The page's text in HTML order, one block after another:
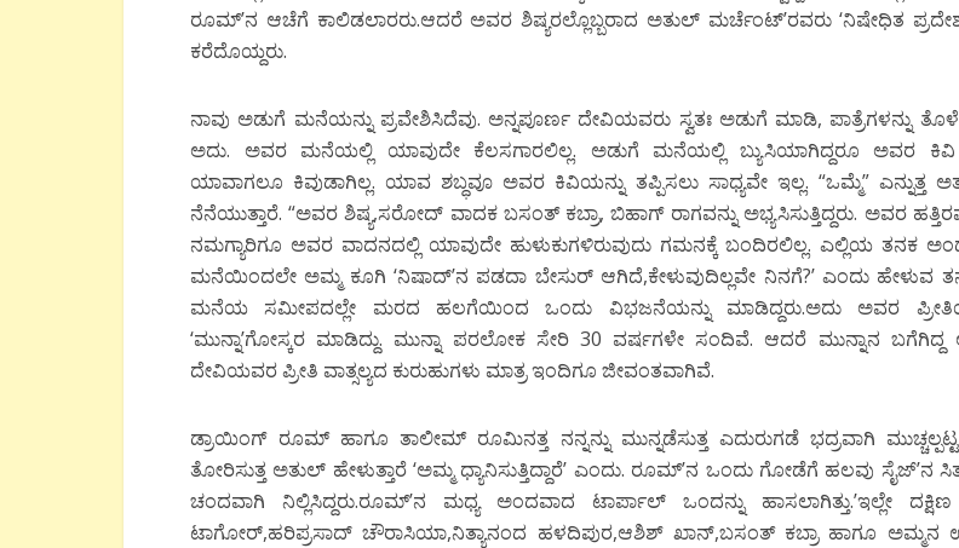
ರೂಮ್’ನ ಆಚೆಗೆ ಕಾಲಿಡಲಾರರು.ಆದರೆ ಅವರ ಶಿಷ್ಯರಲ್ಲೊಬ್ಬರಾದ ಅತುಲ್ ಮರ್ಚೆಂಟ್’ರವರು ‘ನಿಷೇಧಿತ
ಕರೆದೊಯ್ದರು.
ನಾವು ಅಡುಗೆ ಮನೆಯನ್ನು ಪ್ರವೇಶಿಸಿದೆವು. ಅನ್ನಪೂರ್ಣ ದೇವಿಯವರು ಸ್ವತಃ ಅಡುಗೆ ಮಾಡಿ, ಪಾತ್ರೆಗಳನ್ನು
ಅದು. ಅವರ ಮನೆಯಲ್ಲಿ ಯಾವುದೇ ಕೆಲಸಗಾರಲಿಲ್ಲ. ಅಡುಗೆ ಮನೆಯಲ್ಲಿ ಬ್ಯುಸಿಯಾಗಿದ್ದರೂ ಅವರ ಕಿವಿ
ಯಾವಾಗಲೂ ಕಿವುಡಾಗಿಲ್ಲ. ಯಾವ ಶಬ್ಧವೂ ಅವರ ಕಿವಿಯನ್ನು ತಪ್ಪಿಸಲು ಸಾಧ್ಯವೇ ಇಲ್ಲ. “ಒಮ್ಮೆ” ಎನ್ನುತ್ತ
ನೆನೆಯುತ್ತಾರೆ. “ಅವರ ಶಿಷ್ಯ,ಸರೋದ್ ವಾದಕ ಬಸಂತ್ ಕಬ್ರಾ, ಬಿಹಾಗ್ ರಾಗವನ್ನು ಅಭ್ಯಸಿಸುತ್ತಿದ್ದರು. ಅವರ
ನಮಗ್ಯಾರಿಗೂ ಅವರ ವಾದನದಲ್ಲಿ ಯಾವುದೇ ಹುಳುಕುಗಳಿರುವುದು ಗಮನಕ್ಕೆ ಬಂದಿರಲಿಲ್ಲ. ಎಲ್ಲಿಯ ತನಕ
ಮನೆಯಿಂದಲೇ ಅಮ್ಮ ಕೂಗಿ ‘ನಿಷಾದ್’ನ ಪಡದಾ ಬೇಸುರ್ ಆಗಿದೆ,ಕೇಳುವುದಿಲ್ಲವೇ ನಿನಗೆ?’ ಎಂದು ಹೇಳುವ
ಮನೆಯ ಸಮೀಪದಲ್ಲೇ ಮರದ ಹಲಗೆಯಿಂದ ಒಂದು ವಿಭಜನೆಯನ್ನು ಮಾಡಿದ್ದರು.ಅದು ಅವರ
‘ಮುನ್ನಾ’ಗೋಸ್ಕರ ಮಾಡಿದ್ದು. ಮುನ್ನಾ ಪರಲೋಕ ಸೇರಿ 30 ವರ್ಷಗಳೇ ಸಂದಿವೆ. ಆದರೆ ಮುನ್ನಾನ ಬಗೆಗಿದ್ದ
ದೇವಿಯವರ ಪ್ರೀತಿ ವಾತ್ಸಲ್ಯದ ಕುರುಹುಗಳು ಮಾತ್ರ ಇಂದಿಗೂ ಜೀವಂತವಾಗಿವೆ.
ಡ್ರಾಯಿಂಗ್ ರೂಮ್ ಹಾಗೂ ತಾಲೀಮ್ ರೂಮಿನತ್ತ ನನ್ನನ್ನು ಮುನ್ನಡೆಸುತ್ತ ಎದುರುಗಡೆ ಭದ್ರವಾಗಿ ಮುಚ್ಚಲ್ಪಟ್ಟ
ತೋರಿಸುತ್ತ ಅತುಲ್ ಹೇಳುತ್ತಾರೆ ‘ಅಮ್ಮ ಧ್ಯಾನಿಸುತ್ತಿದ್ದಾರೆ’ ಎಂದು. ರೂಮ್’ನ ಒಂದು ಗೋಡೆಗೆ ಹಲವು ಸೈಜ್’ನ
ಚಂದವಾಗಿ ನಿಲ್ಲಿಸಿದ್ದರು.ರೂಮ್’ನ ಮಧ್ಯ ಅಂದವಾದ ಟಾರ್ಪಾಲ್ ಒಂದನ್ನು ಹಾಸಲಾಗಿತ್ತು.’ಇಲ್ಲೇ
ಟಾಗೋರ್,ಹರಿಪ್ರಸಾದ್ ಚೌರಾಸಿಯಾ,ನಿತ್ಯಾನಂದ ಹಳದಿಪುರ,ಆಶಿಶ್ ಖಾನ್,ಬಸಂತ್ ಕಬ್ರಾ ಹಾಗೂ ಅಮ್ಮನ